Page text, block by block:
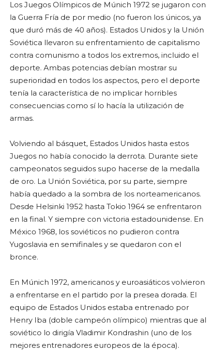
Los Juegos Olímpicos de Múnich 1972 se jugaron con
la Guerra Fría de por medio (no fueron los únicos, ya
que duró más de 40 años). Estados Unidos y la Unión
Soviética llevaron su enfrentamiento de capitalismo
contra comunismo a todos los extremos, incluido el
deporte. Ambas potencias debían mostrar su
superioridad en todos los aspectos, pero el deporte
tenía la característica de no implicar horribles
consecuencias como sí lo hacía la utilización de
armas.
Volviendo al básquet, Estados Unidos hasta estos
Juegos no había conocido la derrota. Durante siete
campeonatos seguidos supo hacerse de la medalla
de oro. La Unión Soviética, por su parte, siempre
había quedado a la sombra de los norteamericanos.
Desde Helsinki 1952 hasta Tokio 1964 se enfrentaron
en la final. Y siempre con victoria estadounidense. En
México 1968, los soviéticos no pudieron contra
Yugoslavia en semifinales y se quedaron con el
bronce.
En Múnich 1972, americanos y euroasiáticos volvieron
a enfrentarse en el partido por la presea dorada. El
equipo de Estados Unidos estaba entrenado por
Henry Iba (doble campeón olímpico) mientras que al
soviético lo dirigía Vladimir Kondrashin (uno de los
mejores entrenadores europeos de la época).